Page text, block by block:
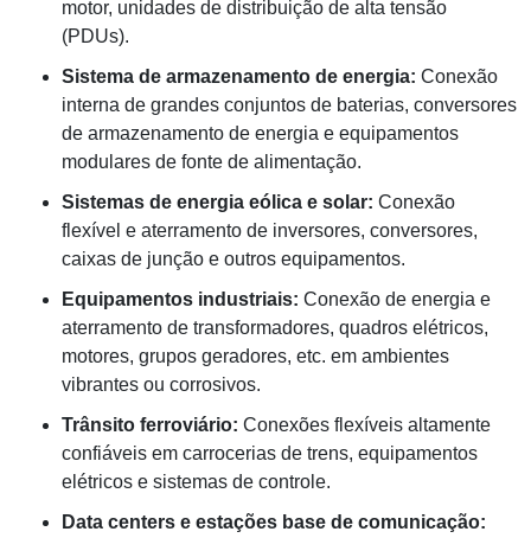
motor, unidades de distribuição de alta tensão
(PDUs).
Sistema de armazenamento de energia: Conexão
interna de grandes conjuntos de baterias, conversores
de armazenamento de energia e equipamentos
modulares de fonte de alimentação.
Sistemas de energia eólica e solar: Conexão
flexível e aterramento de inversores, conversores,
caixas de junção e outros equipamentos.
Equipamentos industriais: Conexão de energia e
aterramento de transformadores, quadros elétricos,
motores, grupos geradores, etc. em ambientes
vibrantes ou corrosivos.
Trânsito ferroviário: Conexões flexíveis altamente
confiáveis ​​em carrocerias de trens, equipamentos
elétricos e sistemas de controle.
Data centers e estações base de comunicação: